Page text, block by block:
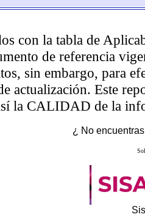
con la tabla de
de referencia
sin embargo, para
actualización. Este
la CALIDAD de la
¿ No